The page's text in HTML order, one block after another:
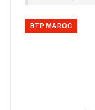
BTP MAROC